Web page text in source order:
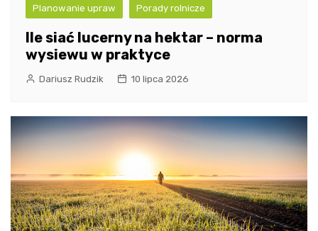
Planowanie upraw Porady rolnicze
Ile siać lucerny na hektar – norma
wysiewu w praktyce
Dariusz Rudzik 10 lipca 2026